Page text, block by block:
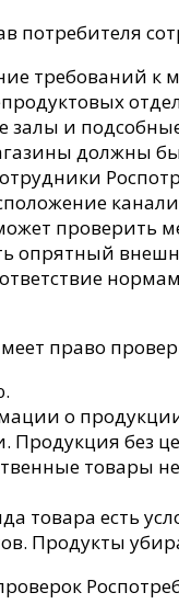
потребителя
требований к
залы и
должны
проверить
опрятный
право
о
Продукция без
товара есть
Продукты